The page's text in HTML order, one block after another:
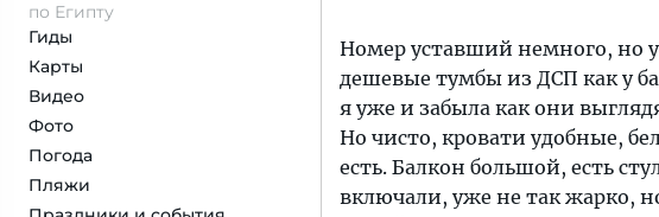
по Египту
Гиды
Карты
Видео
Фото
Погода
Пляжи
Номер уставший немного, но
дешевые тумбы из ДСП как у
я уже и забыла как они
Но чисто, кровати удобные,
есть. Балкон большой, есть
включали, уже не так жарко,